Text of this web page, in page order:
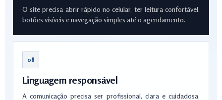
O site precisa abrir rápido no celular, ter leitura confortável,
botões visíveis e navegação simples até o agendamento.
08
Linguagem responsável
A comunicação precisa ser profissional, clara e cuidadosa,